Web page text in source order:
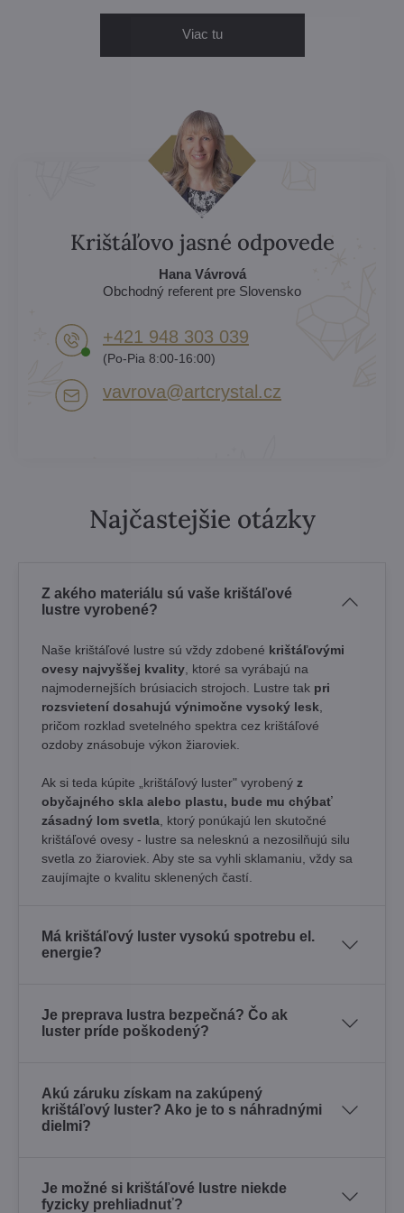
Viac tu
Krištáľovo jasné odpovede
Hana Vávrová
Obchodný referent pre Slovensko
+421 948 303 039
(Po-Pia 8:00-16:00)
vavrova​@artcrystal​.cz
Najčastejšie otázky
Z akého materiálu sú vaše krištáľové
lustre vyrobené?
Naše krištáľové lustre sú vždy zdobené krištáľovými
ovesy najvyššej kvality , ktoré sa vyrábajú na
najmodernejších brúsiacich strojoch. Lustre tak pri
rozsvietení dosahujú výnimočne vysoký lesk
pričom rozklad svetelného spektra cez krištáľové
ozdoby znásobuje výkon žiaroviek.
Ak si teda kúpite „krištáľový luster" vyrobený z
obyčajného skla alebo plastu, bude mu chýbať
zásadný lom svetla , ktorý ponúkajú len skutočné
krištáľové ovesy - lustre sa nelesknú a nezosilňujú silu
svetla zo žiaroviek. Aby ste sa vyhli sklamaniu, vždy sa
zaujímajte o kvalitu sklenených častí.
Má krištáľový luster vysokú spotrebu el.
energie?
Je preprava lustra bezpečná? Čo ak
luster príde poškodený?
Akú záruku získam na zakúpený
krištáľový luster? Ako je to s náhradnými
dielmi?
Je možné si krištáľové lustre niekde
fyzicky prehliadnuť?